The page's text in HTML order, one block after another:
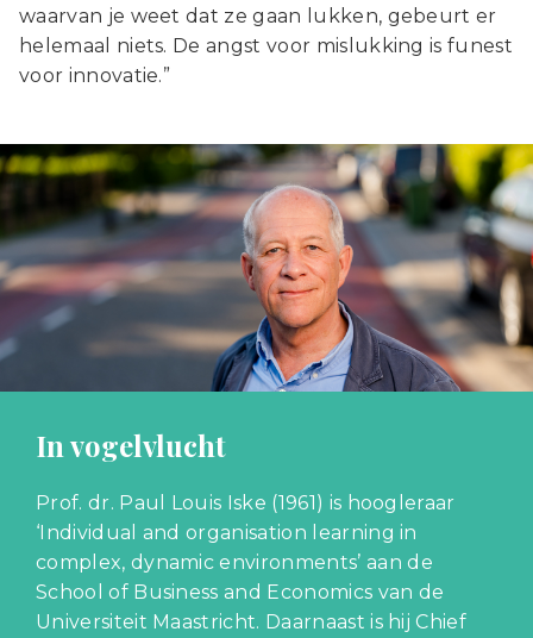
waarvan je weet dat ze gaan lukken, gebeurt er
helemaal niets. De angst voor mislukking is funest
voor innovatie.”
In vogelvlucht
Prof. dr. Paul Louis Iske (1961) is hoogleraar
‘Individual and organisation learning in
complex, dynamic environments’ aan de
School of Business and Economics van de
Universiteit Maastricht. Daarnaast is hij Chief